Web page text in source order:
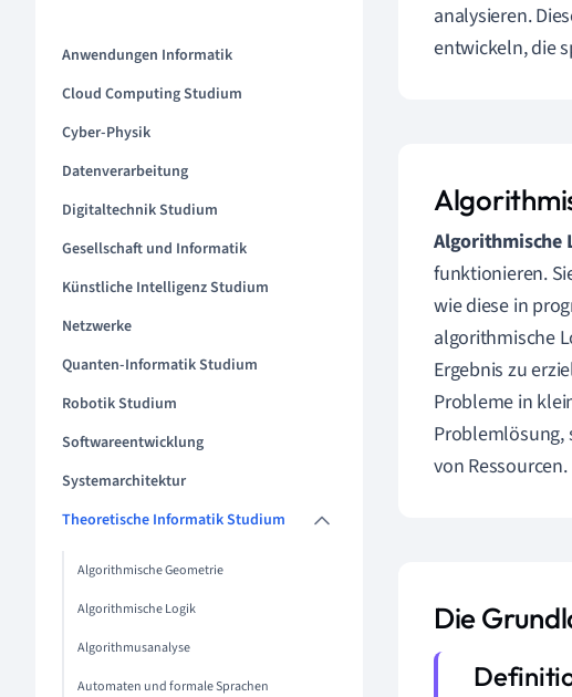
Anwendungen Informatik
Cloud Computing Studium
Cyber-Physik
Datenverarbeitung
Digitaltechnik Studium
Gesellschaft und Informatik
Künstliche Intelligenz Studium
Netzwerke
Quanten-Informatik Studium
Robotik Studium
Softwareentwicklung
Systemarchitektur
Theoretische Informatik Studium
Algorithmische Geometrie
Algorithmische Logik
Algorithmusanalyse
Automaten und formale Sprachen
analysieren.
entwickeln, die
Algorithmische
funktionieren.
wie diese in
algorithmische
Ergebnis zu
Probleme in
Problemlösung,
von Ressourcen.
Die